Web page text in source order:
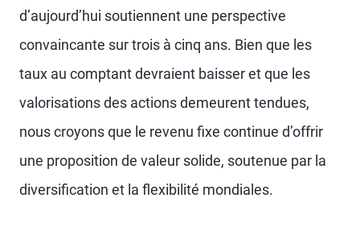
d’aujourd’hui soutiennent une perspective
convaincante sur trois à cinq ans. Bien que les
taux au comptant devraient baisser et que les
valorisations des actions demeurent tendues,
nous croyons que le revenu fixe continue d’offrir
une proposition de valeur solide, soutenue par la
diversification et la flexibilité mondiales.